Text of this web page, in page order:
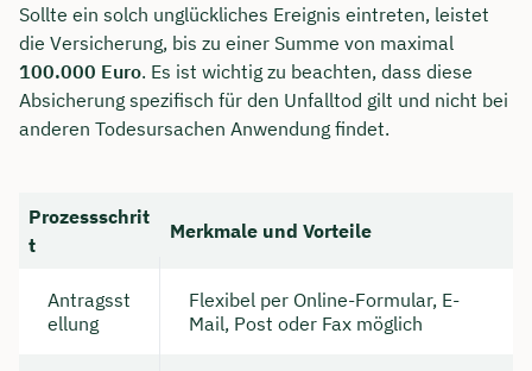
Sollte ein solch unglückliches Ereignis eintreten, leistet
die Versicherung, bis zu einer Summe von maximal
100.000 Euro. Es ist wichtig zu beachten, dass diese
Absicherung spezifisch für den Unfalltod gilt und nicht bei
anderen Todesursachen Anwendung findet.
Prozessschrit
t
Merkmale und Vorteile
Antragsst
ellung
Flexibel per Online-Formular, E-
Mail, Post oder Fax möglich